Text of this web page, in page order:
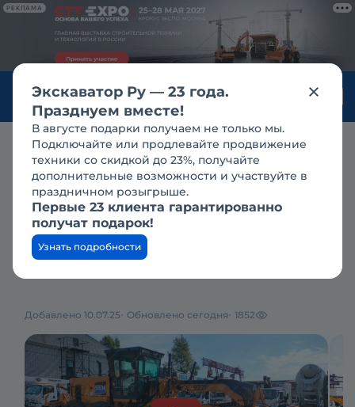
РЕКЛАМА
Войти
Продажа грейдеры sem sem в благовещенске ао
SEM 922F AWD новый
2026 г.в.
18 491 178 ₽
Добавлено 10.07.25 Обновлено сегодня 1852
Экскаватор Ру — 23 года.
Празднуем вместе!
В августе подарки получаем не только мы.
Подключайте или продлевайте продвижение
техники со скидкой до 23%, получайте
дополнительные возможности и участвуйте в
праздничном розыгрыше.
Первые 23 клиента гарантированно
получат подарок!
Узнать подробности